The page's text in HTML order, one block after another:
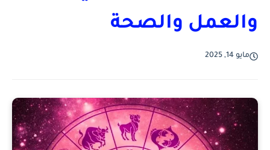
والعمل والصحة
مايو 14, 2025